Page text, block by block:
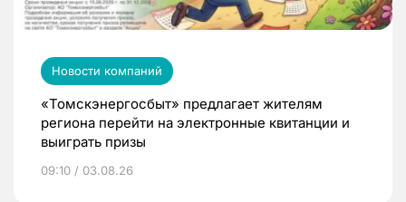
Новости компаний
«Томскэнергосбыт» предлагает жителям
региона перейти на электронные квитанции и
выиграть призы
09:10 / 03.08.26